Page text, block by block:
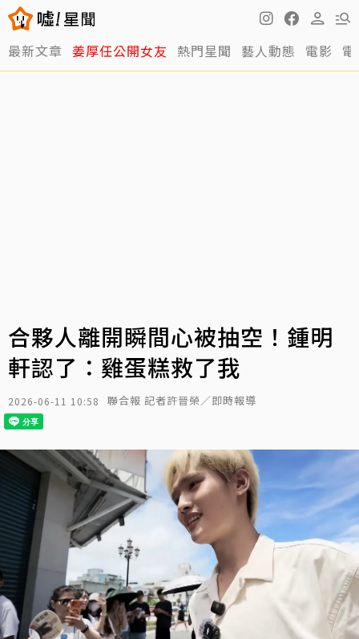
最新文章 姜厚任公開女友 熱門星聞 藝人動態 電影
合夥人離開瞬間心被抽空！鍾明
軒認了：雞蛋糕救了我
2026-06-11 10:58 聯合報 記者許晉榮／即時報導